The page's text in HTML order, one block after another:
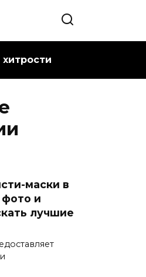
маски в
и
лучшие